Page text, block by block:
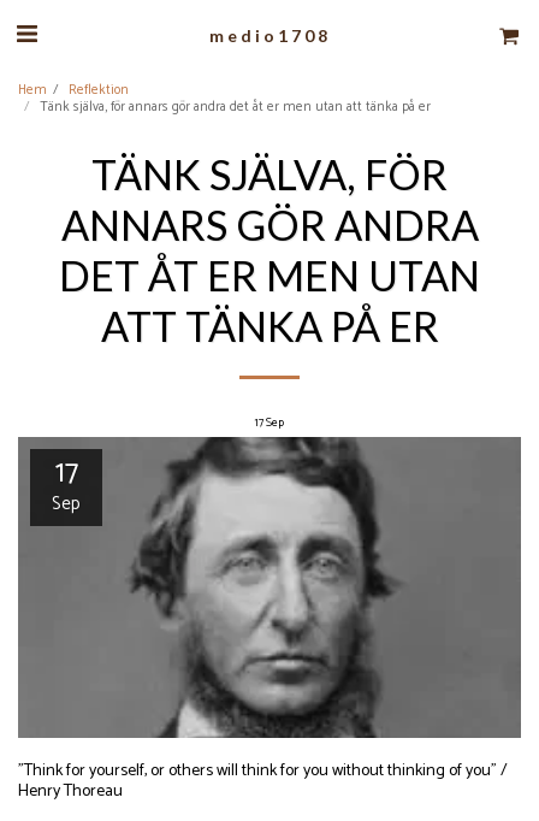
medio1708
Hem Reflektion
Tänk själva, för annars gör andra det åt er men utan att tänka på er
TÄNK SJÄLVA, FÖR
ANNARS GÖR ANDRA
DET ÅT ER MEN UTAN
ATT TÄNKA PÅ ER
17Sep
17
Sep
"Think for yourself, or others will think for you without thinking of you" /
Henry Thoreau